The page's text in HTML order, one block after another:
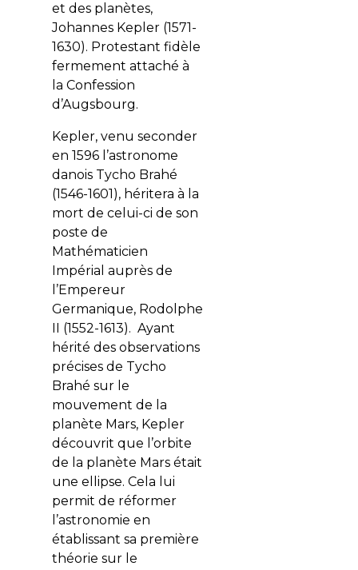
et des planètes,
Johannes Kepler (1571-
1630). Protestant fidèle
fermement attaché à
la Confession
d’Augsbourg.
Kepler, venu seconder
en 1596 l’astronome
danois Tycho Brahé
(1546-1601), héritera à la
mort de celui-ci de son
poste de
Mathématicien
Impérial auprès de
l’Empereur
Germanique, Rodolphe
II (1552-1613). Ayant
hérité des observations
précises de Tycho
Brahé sur le
mouvement de la
planète Mars, Kepler
découvrit que l’orbite
de la planète Mars était
une ellipse. Cela lui
permit de réformer
l’astronomie en
établissant sa première
théorie sur le